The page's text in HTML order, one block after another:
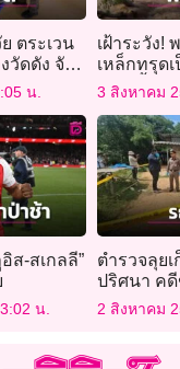
ตระเวน
วัดดัง จับ
น.
เฝ้าระวัง!
เหล็กทรุด
เมตรน้ำป่
3 สิงหาคม
อิส-สเกลลี”
น.
ตำรวจลุย
ปริศนา ค
ฝังดิน เร่ง
2 สิงหาคม